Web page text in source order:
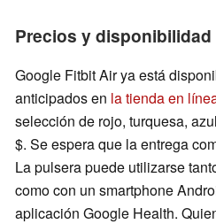
Precios y disponibilidad
Google Fitbit Air ya está
anticipados en la tienda en
selección de rojo, turquesa,
$. Se espera que la entrega
La pulsera puede utilizarse
como con un smartphone
aplicación Google Health.